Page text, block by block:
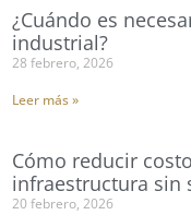
¿Cuándo es
industrial?
28 febrero, 2026
Leer más »
Cómo reducir
infraestructura sin
20 febrero, 2026